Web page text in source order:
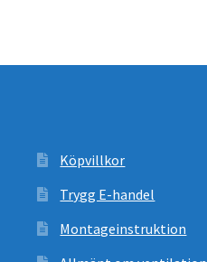
Köpvillkor
Trygg E-handel
Montageinstruktion